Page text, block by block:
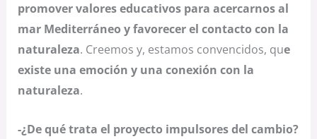
promover valores educativos para acercarnos al
mar Mediterráneo y favorecer el contacto con la
naturaleza. Creemos y, estamos convencidos, que
existe una emoción y una conexión con la
naturaleza.
-¿De qué trata el proyecto impulsores del cambio?